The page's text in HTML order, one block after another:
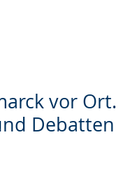
vor Ort.
Debatten